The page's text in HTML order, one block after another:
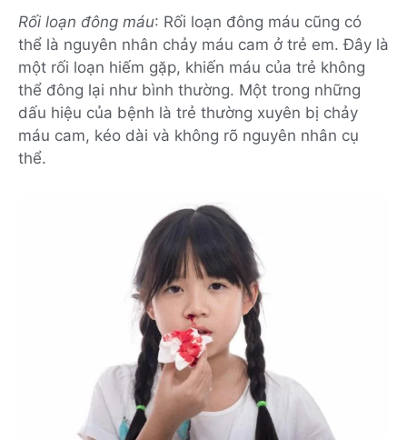
Rối loạn đông máu: Rối loạn đông máu cũng có
thể là nguyên nhân chảy máu cam ở trẻ em. Đây là
một rối loạn hiếm gặp, khiến máu của trẻ không
thể đông lại như bình thường. Một trong những
dấu hiệu của bệnh là trẻ thường xuyên bị chảy
máu cam, kéo dài và không rõ nguyên nhân cụ
thể.